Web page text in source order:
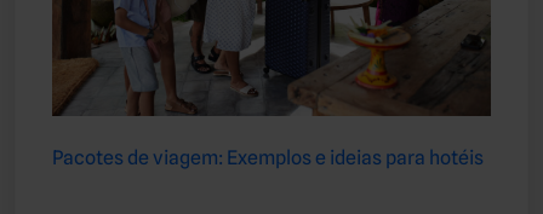
Pacotes de viagem: Exemplos e ideias para hotéis